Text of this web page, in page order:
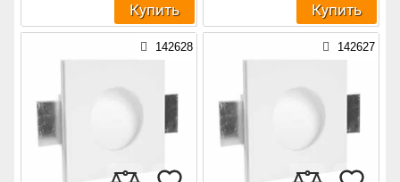
Купить Купить
142628 142627